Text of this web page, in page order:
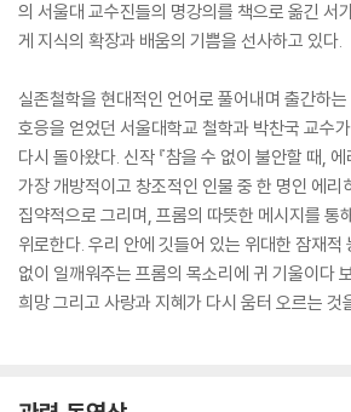
의 서울대 교수진들의 명강의를 책으로 옮긴 서
게 지식의 확장과 배움의 기쁨을 선사하고 있다.
실존철학을 현대적인 언어로 풀어내며 출간하
호응을 얻었던 서울대학교 철학과 박찬국 교수
다시 돌아왔다. 신작 『참을 수 없이 불안할 때,
가장 개방적이고 창조적인 인물 중 한 명인 에리
집약적으로 그리며, 프롬의 따뜻한 메시지를 통
위로한다. 우리 안에 깃들어 있는 위대한 잠재적
없이 일깨워주는 프롬의 목소리에 귀 기울이다
희망 그리고 사랑과 지혜가 다시 움터 오르는 것